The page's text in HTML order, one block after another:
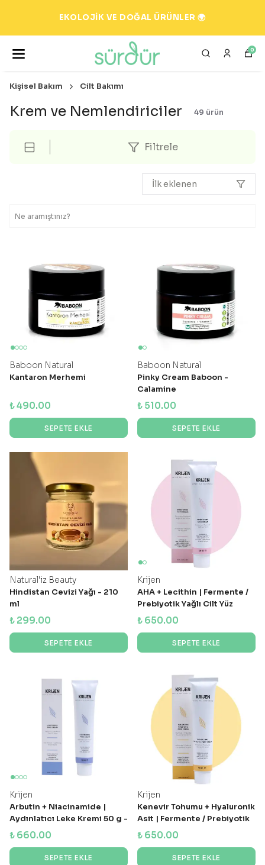
2000 TL ve ÜZERİ ALIŞVERİŞLERDE KARGO
ÜCRETSİZ 💸
0
Kişisel Bakım Cilt Bakımı
Krem ve Nemlendiriciler 49 ürün
Filtrele
İlk eklenen
Baboon Natural
Kantaron Merhemi
₺ 490.00
SEPETE EKLE
Baboon Natural
Pinky Cream Baboon -
Calamine
₺ 510.00
SEPETE EKLE
Natural'iz Beauty
Hindistan Cevizi Yağı - 210
ml
₺ 299.00
SEPETE EKLE
Krijen
AHA + Lecithin | Fermente /
Prebiyotik Yağlı Cilt Yüz
Kremi 50 g
₺ 650.00
SEPETE EKLE
Krijen
Arbutin + Niacinamide |
Aydınlatıcı Leke Kremi 50 g -
Tüm Cilt Tipleri
₺ 660.00
SEPETE EKLE
Krijen
Kenevir Tohumu + Hyaluronik
Asit | Fermente / Prebiyotik
Karma Cilt Yüz Kremi 50 gr
₺ 650.00
SEPETE EKLE